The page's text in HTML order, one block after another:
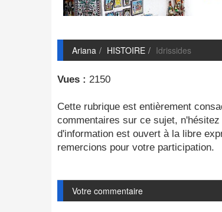
Ariana HISTOIRE Idrissides
Vues : 2150
Cette rubrique est entièrement
commentaires sur ce sujet,
d'information est ouvert à la libre
remercions pour votre participation.
Votre commentaire